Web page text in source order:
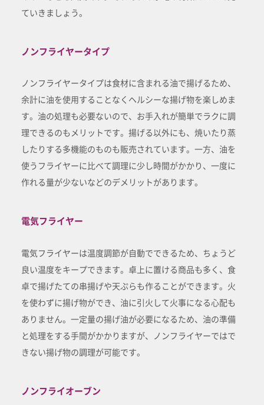
ていきましょう。
ノンフライヤータイプ
ノンフライヤータイプは食材に含まれる油で揚げるため、
余計に油を使用することなくヘルシーな揚げ物を楽しめま
す。油の処理も必要ないので、お手入れが簡単でラクに調
理できるのもメリットです。揚げる以外にも、焼いたり蒸
したりする多機能のものも販売されています。一方、油を
使うフライヤーに比べて調理に少し時間がかかり、一度に
作れる量が少ないなどのデメリットがあります。
電気フライヤー
電気フライヤーは温度調節が自動でできるため、ちょうど
良い温度をキープできます。卓上に置ける商品も多く、食
卓で揚げたての串揚げや天ぷらも作ることができます。火
を使わずに揚げ物ができ、油に引火して火事になる心配も
ありません。一定量の揚げ油が必要になるため、油の準備
と処理をする手間がかかりますが、ノンフライヤーではで
きない揚げ物の調理が可能です。
ノンフライオーブン